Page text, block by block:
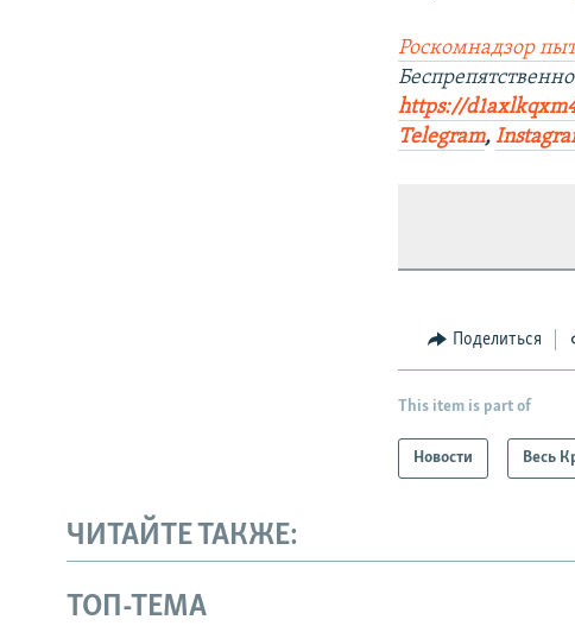
Роскомнадзор
https://
Telegram, Instagra
Поделиться
This item is part of
Новости Весь
ЧИТАЙТЕ ТАКЖЕ:
ТОП-ТЕМА